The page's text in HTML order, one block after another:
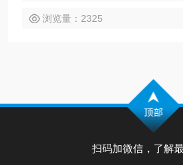
浏览量：2325
扫码加微信，了解